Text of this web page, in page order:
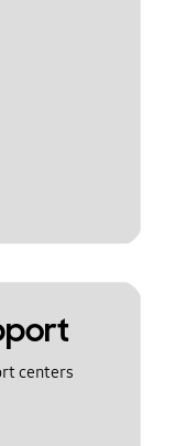
centers